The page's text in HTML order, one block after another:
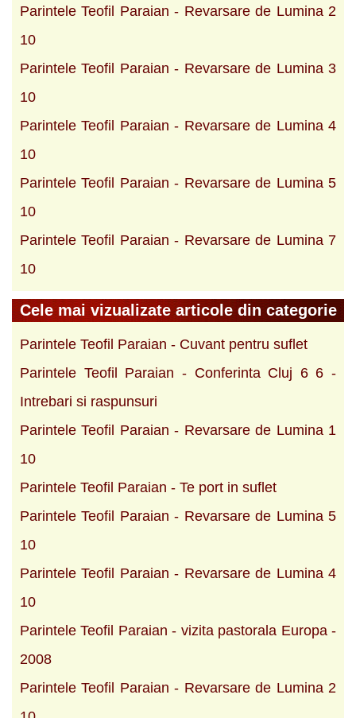
Parintele Teofil Paraian - Revarsare de Lumina 2
10
Parintele Teofil Paraian - Revarsare de Lumina 3
10
Parintele Teofil Paraian - Revarsare de Lumina 4
10
Parintele Teofil Paraian - Revarsare de Lumina 5
10
Parintele Teofil Paraian - Revarsare de Lumina 7
10
Cele mai vizualizate articole din categorie
Parintele Teofil Paraian - Cuvant pentru suflet
Parintele Teofil Paraian - Conferinta Cluj 6 6 -
Intrebari si raspunsuri
Parintele Teofil Paraian - Revarsare de Lumina 1
10
Parintele Teofil Paraian - Te port in suflet
Parintele Teofil Paraian - Revarsare de Lumina 5
10
Parintele Teofil Paraian - Revarsare de Lumina 4
10
Parintele Teofil Paraian - vizita pastorala Europa -
2008
Parintele Teofil Paraian - Revarsare de Lumina 2